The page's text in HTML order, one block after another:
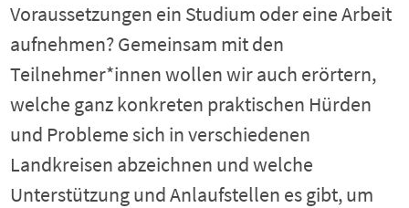
Voraussetzungen ein Studium oder eine Arbeit
aufnehmen? Gemeinsam mit den
Teilnehmer*innen wollen wir auch erörtern,
welche ganz konkreten praktischen Hürden
und Probleme sich in verschiedenen
Landkreisen abzeichnen und welche
Unterstützung und Anlaufstellen es gibt, um